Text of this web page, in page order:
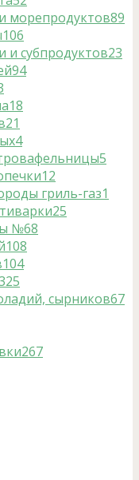
морепродуктов89
106
и субпродуктов23
94
18
21
4
5
12
гриль-газ1
25
№68
108
104
сырников67
267